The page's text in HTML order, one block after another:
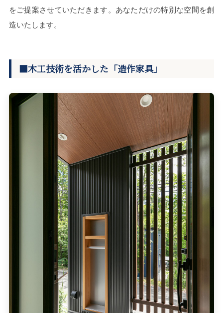
をご提案させていただきます。あなただけの特別な空間を創
造いたします。
■木工技術を活かした「造作家具」